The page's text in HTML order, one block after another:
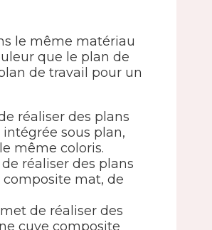
le même matériau
que le plan de
de travail pour un
réaliser des plans
sous plan,
même coloris.
réaliser des plans
composite mat, de
de réaliser des
cuve composite